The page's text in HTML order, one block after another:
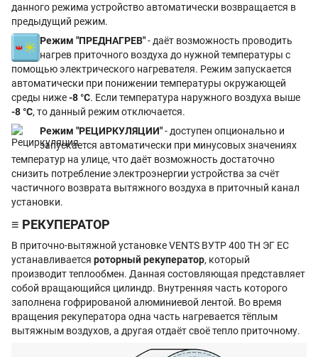
данного режима устройство автоматически возвращается в
предыдущий режим.
Режим "ПРЕДНАГРЕВ"- даёт возможность проводить
нагрев приточного воздуха до нужной температуры с
помощью электрического нагревателя. Режим запускается
автоматически при понижении температуры окружающей
среды ниже-8 °С. Если температура наружного воздуха выше
-8 °С, то данный режим отключается.
Режим "РЕЦИРКУЛЯЦИИ"- доступен опционально и
запускается автоматически при минусовых значениях
температур на улице, что даёт возможность достаточно
снизить потребление электроэнергии устройства за счёт
частичного возврата вытяжного воздуха в приточный канал
установки.
≡ РЕКУПЕРАТОР
В приточно-вытяжной установке VENTS ВУТР 400 ТН ЭГ ЕС
устанавливается роторный рекуператор, который
производит теплообмен. Данная состовляющая представляет
собой вращающийся цилиндр. Внутренняя часть которого
заполнена гофрированой алюминиевой лентой. Во время
вращения рекуператора одна часть нагревается тёплым
вытяжным воздухов, а другая отдаёт своё тепло приточному.